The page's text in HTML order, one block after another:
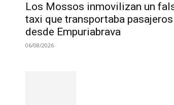
Los Mossos inmovilizan un
taxi que transportaba pasajeros
desde Empuriabrava
06/08/2026